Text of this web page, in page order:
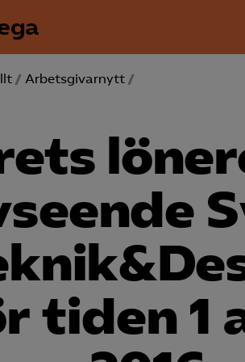
/ Arbetsgivarnytt /
tiden 1